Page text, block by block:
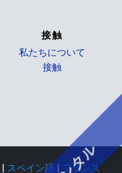
接触
私たちについて
接触
| スペイン語 | フランス